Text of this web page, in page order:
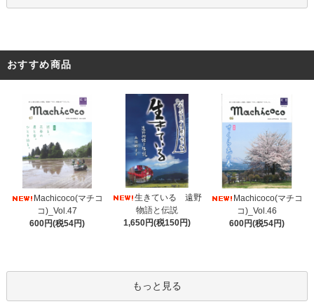
おすすめ商品
Machicoco(マチコ
コ)_Vol.47
600円(税54円)
生きている 遠野
物語と伝説
1,650円(税150円)
Machicoco(マチコ
コ)_Vol.46
600円(税54円)
もっと見る